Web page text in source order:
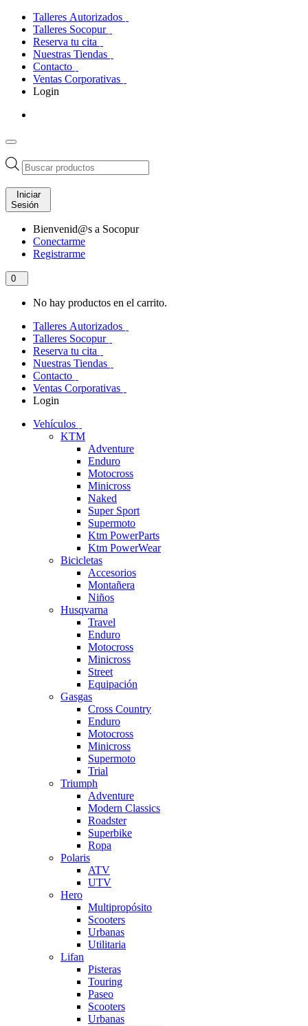
Talleres Autorizados
Talleres Socopur
Reserva tu cita
Nuestras Tiendas
Contacto
Ventas Corporativas
Login
Búsqueda
de
productos
Iniciar
Sesión
Bienvenid@s a Socopur
Conectarme
Registrarme
0
No hay productos en el carrito.
Talleres Autorizados
Talleres Socopur
Reserva tu cita
Nuestras Tiendas
Contacto
Ventas Corporativas
Login
Vehículos
KTM
Adventure
Enduro
Motocross
Minicross
Naked
Super Sport
Supermoto
Ktm PowerParts
Ktm PowerWear
Bicicletas
Accesorios
Montañera
Niños
Husqvarna
Travel
Enduro
Motocross
Minicross
Street
Equipación
Gasgas
Cross Country
Enduro
Motocross
Minicross
Supermoto
Trial
Triumph
Adventure
Modern Classics
Roadster
Superbike
Ropa
Polaris
ATV
UTV
Hero
Multipropósito
Scooters
Urbanas
Utilitaria
Lifan
Pisteras
Touring
Paseo
Scooters
Urbanas